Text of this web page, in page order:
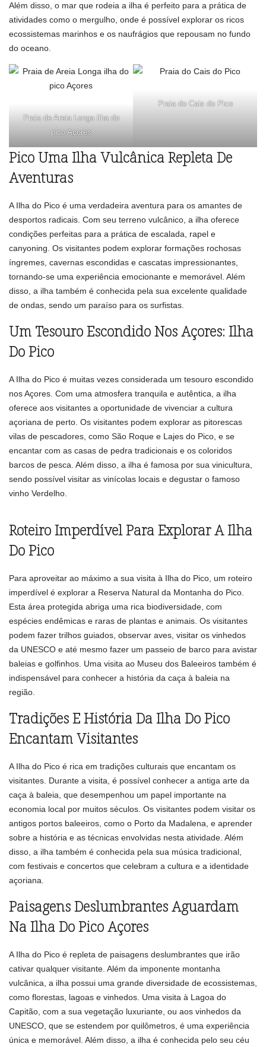
Além disso, o mar que rodeia a ilha é perfeito para a prática de
atividades como o mergulho, onde é possível explorar os ricos
ecossistemas marinhos e os naufrágios que repousam no fundo
do oceano.
Praia de Areia Longa ilha do
pico Açores
Praia do Cais do Pico
Pico Uma Ilha Vulcânica Repleta De
Aventuras
A Ilha do Pico é uma verdadeira aventura para os amantes de
desportos radicais. Com seu terreno vulcânico, a ilha oferece
condições perfeitas para a prática de escalada, rapel e
canyoning. Os visitantes podem explorar formações rochosas
íngremes, cavernas escondidas e cascatas impressionantes,
tornando-se uma experiência emocionante e memorável. Além
disso, a ilha também é conhecida pela sua excelente qualidade
de ondas, sendo um paraíso para os surfistas.
Um Tesouro Escondido Nos Açores: Ilha
Do Pico
A Ilha do Pico é muitas vezes considerada um tesouro escondido
nos Açores. Com uma atmosfera tranquila e autêntica, a ilha
oferece aos visitantes a oportunidade de vivenciar a cultura
açoriana de perto. Os visitantes podem explorar as pitorescas
vilas de pescadores, como São Roque e Lajes do Pico, e se
encantar com as casas de pedra tradicionais e os coloridos
barcos de pesca. Além disso, a ilha é famosa por sua vinicultura,
sendo possível visitar as vinícolas locais e degustar o famoso
vinho Verdelho.
Roteiro Imperdível Para Explorar A Ilha
Do Pico
Para aproveitar ao máximo a sua visita à Ilha do Pico, um roteiro
imperdível é explorar a Reserva Natural da Montanha do Pico.
Esta área protegida abriga uma rica biodiversidade, com
espécies endêmicas e raras de plantas e animais. Os visitantes
podem fazer trilhos guiados, observar aves, visitar os vinhedos
da UNESCO e até mesmo fazer um passeio de barco para avistar
baleias e golfinhos. Uma visita ao Museu dos Baleeiros também é
indispensável para conhecer a história da caça à baleia na
região.
Tradições E História Da Ilha Do Pico
Encantam Visitantes
A Ilha do Pico é rica em tradições culturais que encantam os
visitantes. Durante a visita, é possível conhecer a antiga arte da
caça à baleia, que desempenhou um papel importante na
economia local por muitos séculos. Os visitantes podem visitar os
antigos portos baleeiros, como o Porto da Madalena, e aprender
sobre a história e as técnicas envolvidas nesta atividade. Além
disso, a ilha também é conhecida pela sua música tradicional,
com festivais e concertos que celebram a cultura e a identidade
açoriana.
Paisagens Deslumbrantes Aguardam
Na Ilha Do Pico Açores
A Ilha do Pico é repleta de paisagens deslumbrantes que irão
cativar qualquer visitante. Além da imponente montanha
vulcânica, a ilha possui uma grande diversidade de ecossistemas,
como florestas, lagoas e vinhedos. Uma visita à Lagoa do
Capitão, com a sua vegetação luxuriante, ou aos vinhedos da
UNESCO, que se estendem por quilômetros, é uma experiência
única e memorável. Além disso, a ilha é conhecida pelo seu céu